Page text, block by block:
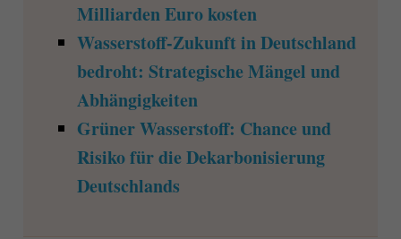
Milliarden Euro kosten
Wasserstoff-Zukunft in Deutschland
bedroht: Strategische Mängel und
Abhängigkeiten
Grüner Wasserstoff: Chance und
Risiko für die Dekarbonisierung
Deutschlands